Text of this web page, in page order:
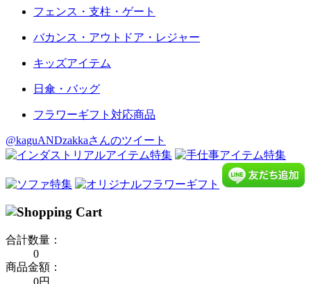
フェンス・支柱・ゲート
バカンス・アウトドア・レジャー
キッズアイテム
日傘・バッグ
フラワーギフト対応商品
@kaguANDzakkaさんのツイート
合計数量：
0
商品金額：